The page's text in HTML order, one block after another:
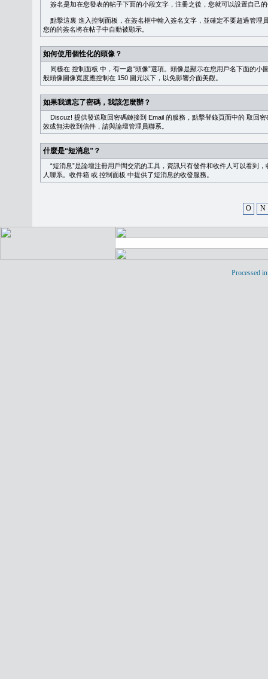
簽名是加在您發表的帖子下面的小段文字，注冊之後，您就可以設置自己
點擊這裏 進入控制面板，在簽名框中輸入簽名文字，並確定不要超過管
您的的簽名將在帖子中自動被顯示。
如何使用個性化的頭像？
同樣在 控制面板 中，有一處“頭像”選項。頭像是顯示在您用戶名下面的
般頭像圖像寬度應控制在 150 圖元以下，以免影響介面美觀。
如果我遺忘了密碼，我該怎麼辦？
Discuz! 提供發送取回密碼鏈接到 Email 的服務，點擊登錄頁面中的 取回密
效或無法收到信件，請與論壇管理員聯系。
什麼是“短消息”？
“短消息”是論壇注冊用戶間交流的工具，資訊只有發件和收件人可以看到
人聯系。 收件箱 或 控制面板 中提供了短消息的收發服務。
O N
Processed